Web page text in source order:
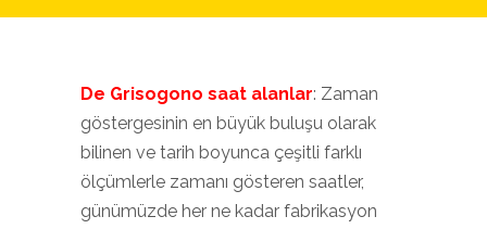
De Grisogono saat alanlar: Zaman
göstergesinin en büyük buluşu olarak
bilinen ve tarih boyunca çeşitli farklı
ölçümlerle zamanı gösteren saatler,
günümüzde her ne kadar fabrikasyon